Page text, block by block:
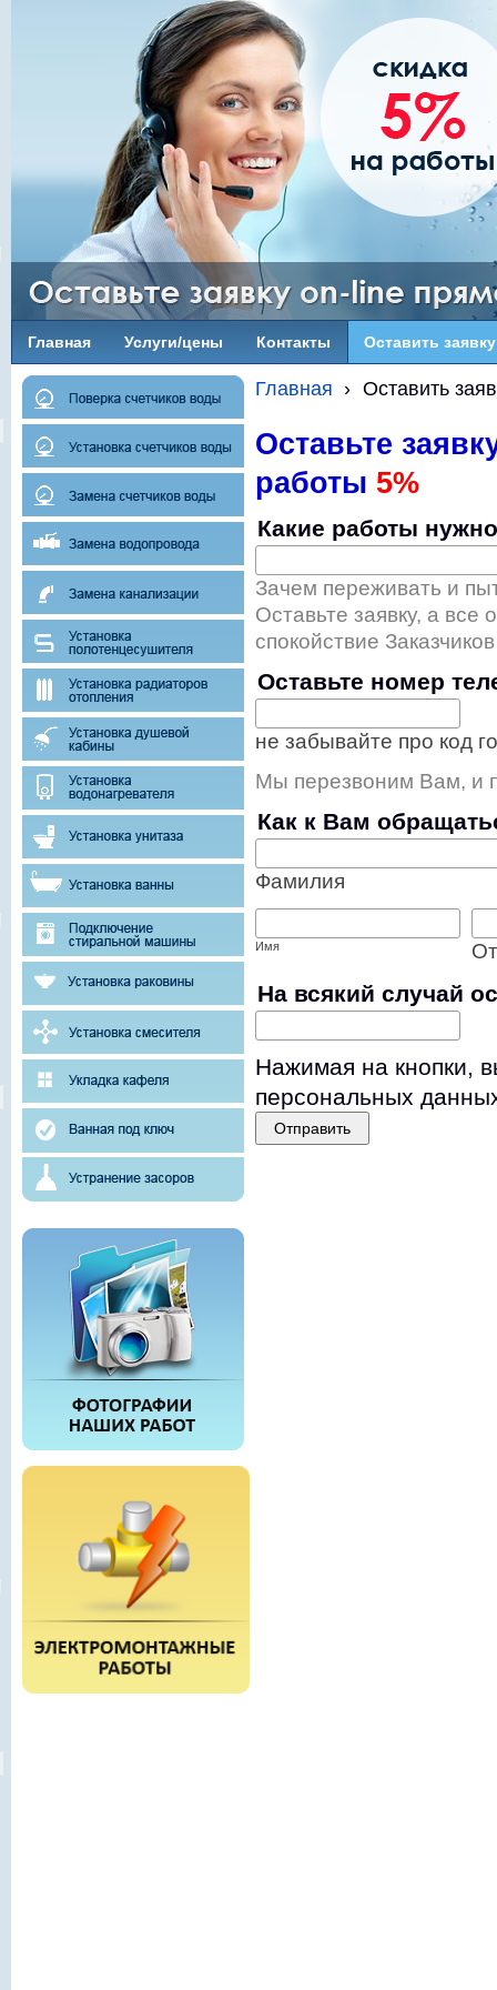
Главная Услуги/цены Контакты Оcтавить заявку
Главная › Оcтавить
Оставьте
работы 5%
Какие работы
Зачем переживать и
Оставьте заявку, а
спокойствие
Оставьте номер
не забывайте про код
Мы перезвоним Вам, и
Как к Вам
Фамилия
Имя
На всякий случай
Нажимая на кнопки,
персональных
Отправить